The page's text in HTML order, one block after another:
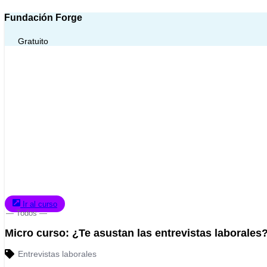
Fundación Forge
Gratuito
Ir al curso
— Todos —
Micro curso: ¿Te asustan las entrevistas
Entrevistas laborales